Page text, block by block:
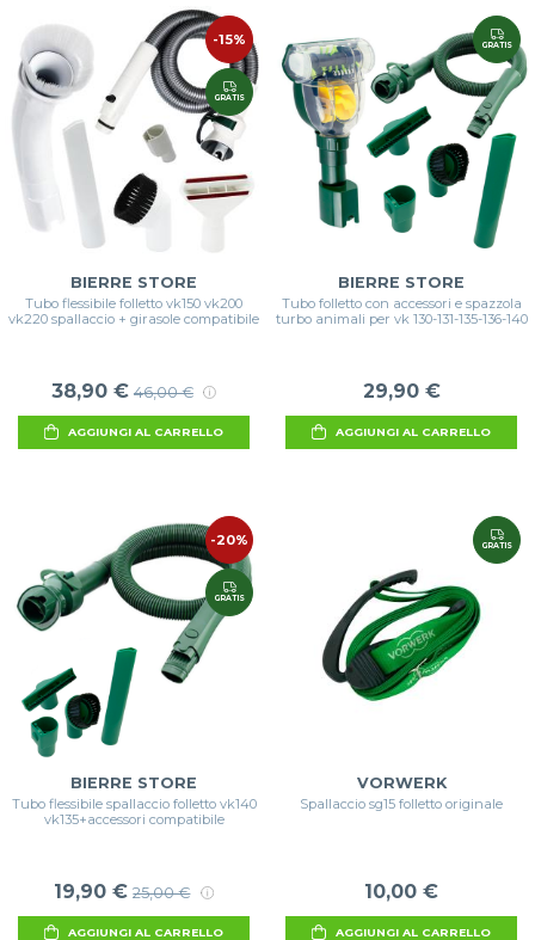
-15%
GRATIS
BIERRE STORE
Tubo flessibile folletto vk150 vk200
vk220 spallaccio + girasole compatibile
38,90 € 46,00 €
AGGIUNGI AL CARRELLO
GRATIS
BIERRE STORE
Tubo folletto con accessori e spazzola
turbo animali per vk 130-131-135-136-140
29,90 €
AGGIUNGI AL CARRELLO
-20%
GRATIS
BIERRE STORE
Tubo flessibile spallaccio folletto vk140
vk135+accessori compatibile
19,90 € 25,00 €
AGGIUNGI AL CARRELLO
GRATIS
VORWERK
Spallaccio sg15 folletto originale
10,00 €
AGGIUNGI AL CARRELLO